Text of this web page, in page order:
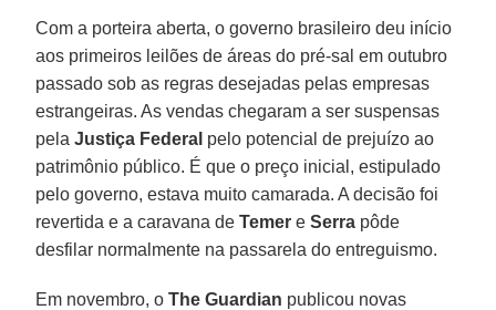
Com a porteira aberta, o governo brasileiro deu início
aos primeiros leilões de áreas do pré-sal em outubro
passado sob as regras desejadas pelas empresas
estrangeiras. As vendas chegaram a ser suspensas
pelaJustiça Federal pelo potencial de prejuízo ao
patrimônio público. É que o preço inicial, estipulado
pelo governo, estava muito camarada. A decisão foi
revertida e a caravana deTemer eSerra pôde
desfilar normalmente na passarela do entreguismo.
Em novembro, oThe Guardian publicou novas